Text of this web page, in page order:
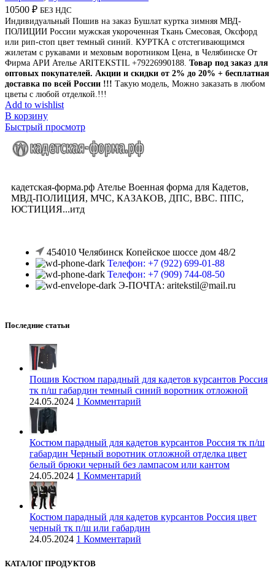
10500 ₽ БЕЗ НДС
Индивидуальный Пошив на заказ Бушлат куртка зимняя МВД-
ПОЛИЦИИ России мужская укороченная Ткань Смесовая, Оксфорд
или рип-стоп цвет темный синий. КУРТКА с отстегивающимся
жилетам с рукавами и меховым воротником Цена, в Челябинске От
Фирма АРИ Ателье ARITEKSTIL +79226990188. Товар под заказ для
оптовых покупателей. Акции и скидки от 2% до 20% + бесплатная
доставка по всей России !!! Такую модель, Mожно заказать в любом
цветы с любой отделкой.!!!
Add to wishlist
В корзину
Быстрый просмотр
кадетская-форма.рф Ателье Военная форма для Кадетов,
МВД-ПОЛИЦИЯ, МЧС, КАЗАКОВ, ДПС, ВВС. ППС,
ЮСТИЦИЯ...итд
454010 Челябинск Копейское шоссе дом 48/2
Телефон: +7 (922) 699-01-88
Телефон: +7 (909) 744-08-50
Э-ПОЧТА: aritekstil@mail.ru
Последние статьи
Пошив Костюм парадный для кадетов курсантов Россия
тк п/ш габардин темный синий воротник отложной
24.05.2024 1 Комментарий
Костюм парадный для кадетов курсантов Россия тк п/ш
габардин Черный воротник отложной отделка цвет
белый брюки черный без лaмпасом или кантом
24.05.2024 1 Комментарий
Костюм парадный для кадетов курсантов Россия цвет
черный тк п/ш или габардин
24.05.2024 1 Комментарий
КАТАЛОГ ПРОДУКТОВ